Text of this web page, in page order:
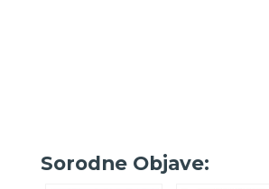
Sorodne Objave: